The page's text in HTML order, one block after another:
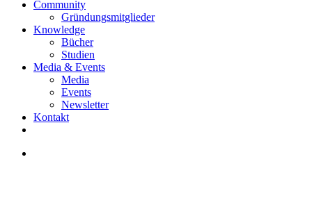
Community
Gründungsmitglieder
Knowledge
Bücher
Studien
Media & Events
Media
Events
Newsletter
Kontakt